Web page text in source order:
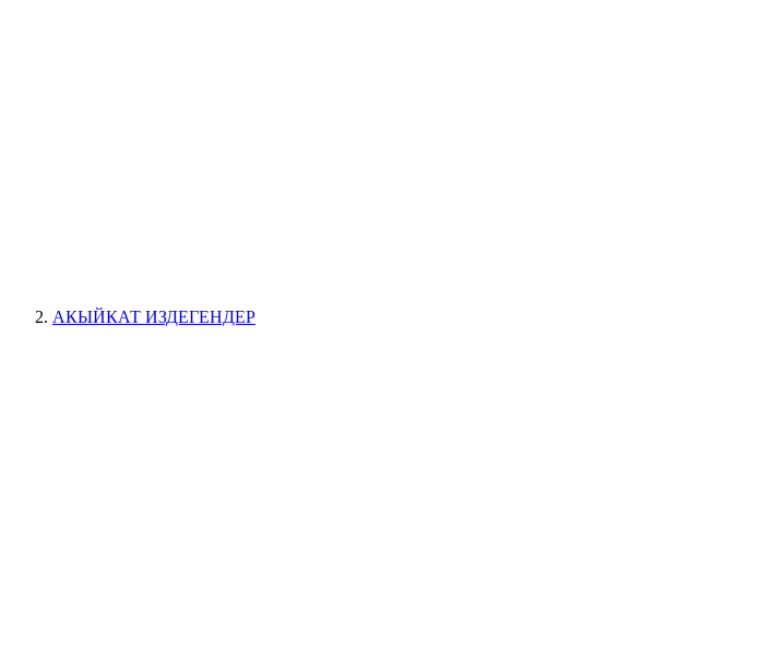
АКЫЙКАТ ИЗДЕГЕНДЕР